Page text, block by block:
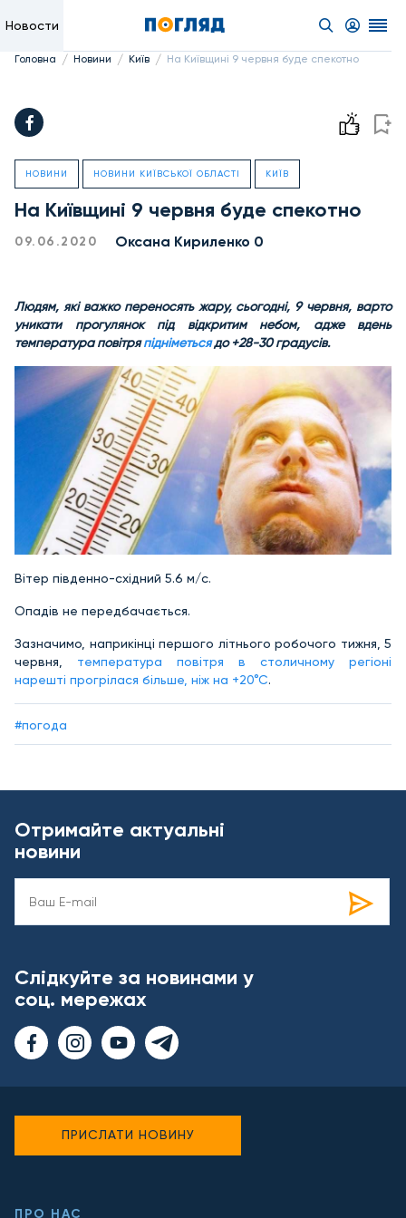
Новости
Головна / Новини / Київ / На Київщині 9 червня буде спекотно
НОВИНИ НОВИНИ КИЇВСЬКОЇ ОБЛАСТІ КИЇВ
На Київщині 9 червня буде спекотно
09.06.2020 Оксана Кириленко 0
Людям, які важко переносять жару, сьогодні, 9 червня, варто
уникати прогулянок під відкритим небом, адже вдень
температура повітряпідніметьсядо +28-30 градусів.
Вітер південно-східний 5.6 м/c.
Опадів не передбачається.
Зазначимо, наприкінці першого літнього робочого тижня, 5
червня, температура повітря в столичному регіоні
нарешті прогрілася більше, ніж на +20°С.
#погода
Отримайте актуальні
новини
Слідкуйте за новинами у
соц. мережах
ПРО НАС
ПРИСЛАТИ НОВИНУ